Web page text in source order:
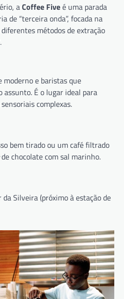
aCoffee Fiveé uma parada
de “terceira onda”, focada na
métodos de extração
moderno e baristas que
É o lugar ideal para
complexas.
bem tirado ou um café filtrado
de chocolate com sal marinho.
da Silveira (próximo à estação de